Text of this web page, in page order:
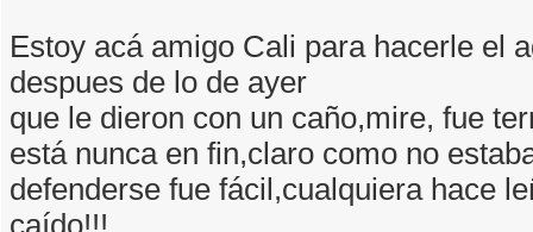
Estoy acá amigo Cali para hacerle el
despues de lo de ayer
que le dieron con un caño,mire, fue
está nunca en fin,claro como no
defenderse fue fácil,cualquiera hace
caído!!!